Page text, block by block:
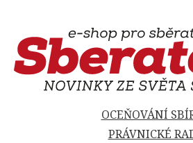
OCEŇOVÁNÍ
PRÁVNICKÉ